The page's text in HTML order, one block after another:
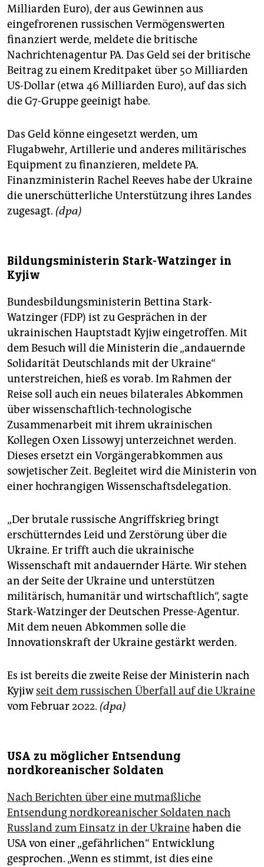
Milliarden Euro), der aus Gewinnen aus
eingefrorenen russischen Vermögenswerten
finanziert werde, meldete die britische
Nachrichtenagentur PA. Das Geld sei der britische
Beitrag zu einem Kreditpaket über 50 Milliarden
US-Dollar (etwa 46 Milliarden Euro), auf das sich
die G7-Gruppe geeinigt habe.
Das Geld könne eingesetzt werden, um
Flugabwehr, Artillerie und anderes militärisches
Equipment zu finanzieren, meldete PA.
Finanzministerin Rachel Reeves habe der Ukraine
die unerschütterliche Unterstützung ihres Landes
zugesagt. (dpa)
Bildungsministerin Stark-Watzinger in
Kyjiw
Bundesbildungsministerin Bettina Stark-
Watzinger (FDP) ist zu Gesprächen in der
ukrainischen Hauptstadt Kyjiw eingetroffen. Mit
dem Besuch will die Ministerin die „andauernde
Solidarität Deutschlands mit der Ukraine“
unterstreichen, hieß es vorab. Im Rahmen der
Reise soll auch ein neues bilaterales Abkommen
über wissenschaftlich-technologische
Zusammenarbeit mit ihrem ukrainischen
Kollegen Oxen Lissowyj unterzeichnet werden.
Dieses ersetzt ein Vorgängerabkommen aus
sowjetischer Zeit. Begleitet wird die Ministerin von
einer hochrangigen Wissenschaftsdelegation.
„Der brutale russische Angriffskrieg bringt
erschütterndes Leid und Zerstörung über die
Ukraine. Er trifft auch die ukrainische
Wissenschaft mit andauernder Härte. Wir stehen
an der Seite der Ukraine und unterstützen
militärisch, humanitär und wirtschaftlich“, sagte
Stark-Watzinger der Deutschen Presse-Agentur.
Mit dem neuen Abkommen solle die
Innovationskraft der Ukraine gestärkt werden.
Es ist bereits die zweite Reise der Ministerin nach
Kyjiw seit dem russischen Überfall auf die Ukraine
vom Februar 2022. (dpa)
USA zu möglicher Entsendung
nordkoreanischer Soldaten
Nach Berichten über eine mutmaßliche
Entsendung nordkoreanischer Soldaten nach
Russland zum Einsatz in der Ukrainehaben die
USA von einer „gefährlichen“ Entwicklung
gesprochen. „Wenn es stimmt, ist dies eine